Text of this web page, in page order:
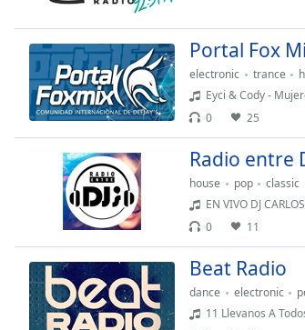
Chapters
Descriptions
descriptions
off,
selected
subtitles
settings,
opens
subtitles
settings
dialog
Portal Fox
electronic trance
Eyci & Cody -
0
25
Radio entre
house pop classic
EN VIVO DJ
0
11
Beat Radio
dance electronic
11 Llevanos A